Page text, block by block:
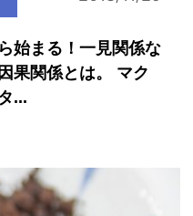
始まる！一見関係な
果関係とは。 マク
...